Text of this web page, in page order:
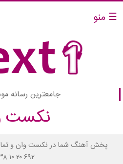
☰ منو
جامعترین رسانه
نکست
پخش آهنگ شما در نکست وان و
۰۹۳۸ ۱۰ ۲۰